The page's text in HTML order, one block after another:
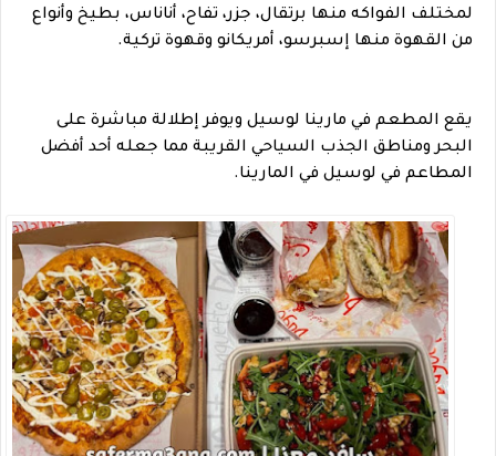
لمختلف الفواكه منها برتقال، جزر، تفاح، أناناس، بطيخ وأنواع
من القهوة منها إسبرسو، أمريكانو وقهوة تركية.
يقع المطعم في مارينا لوسيل ويوفر إطلالة مباشرة على
البحر ومناطق الجذب السياحي القريبة مما جعله أحد أفضل
المطاعم في لوسيل في المارينا.